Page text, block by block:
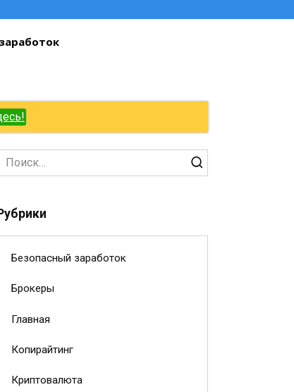
Search
Безопасный заработок
Брокеры
Главная
Копирайтинг
Криптовалюта